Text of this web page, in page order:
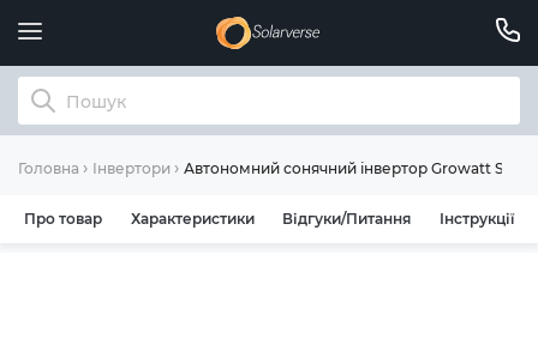
Головна Інвертори Автономний сонячний інвертор Growatt
Про товар Характеристики Відгуки/Питання Інструкції